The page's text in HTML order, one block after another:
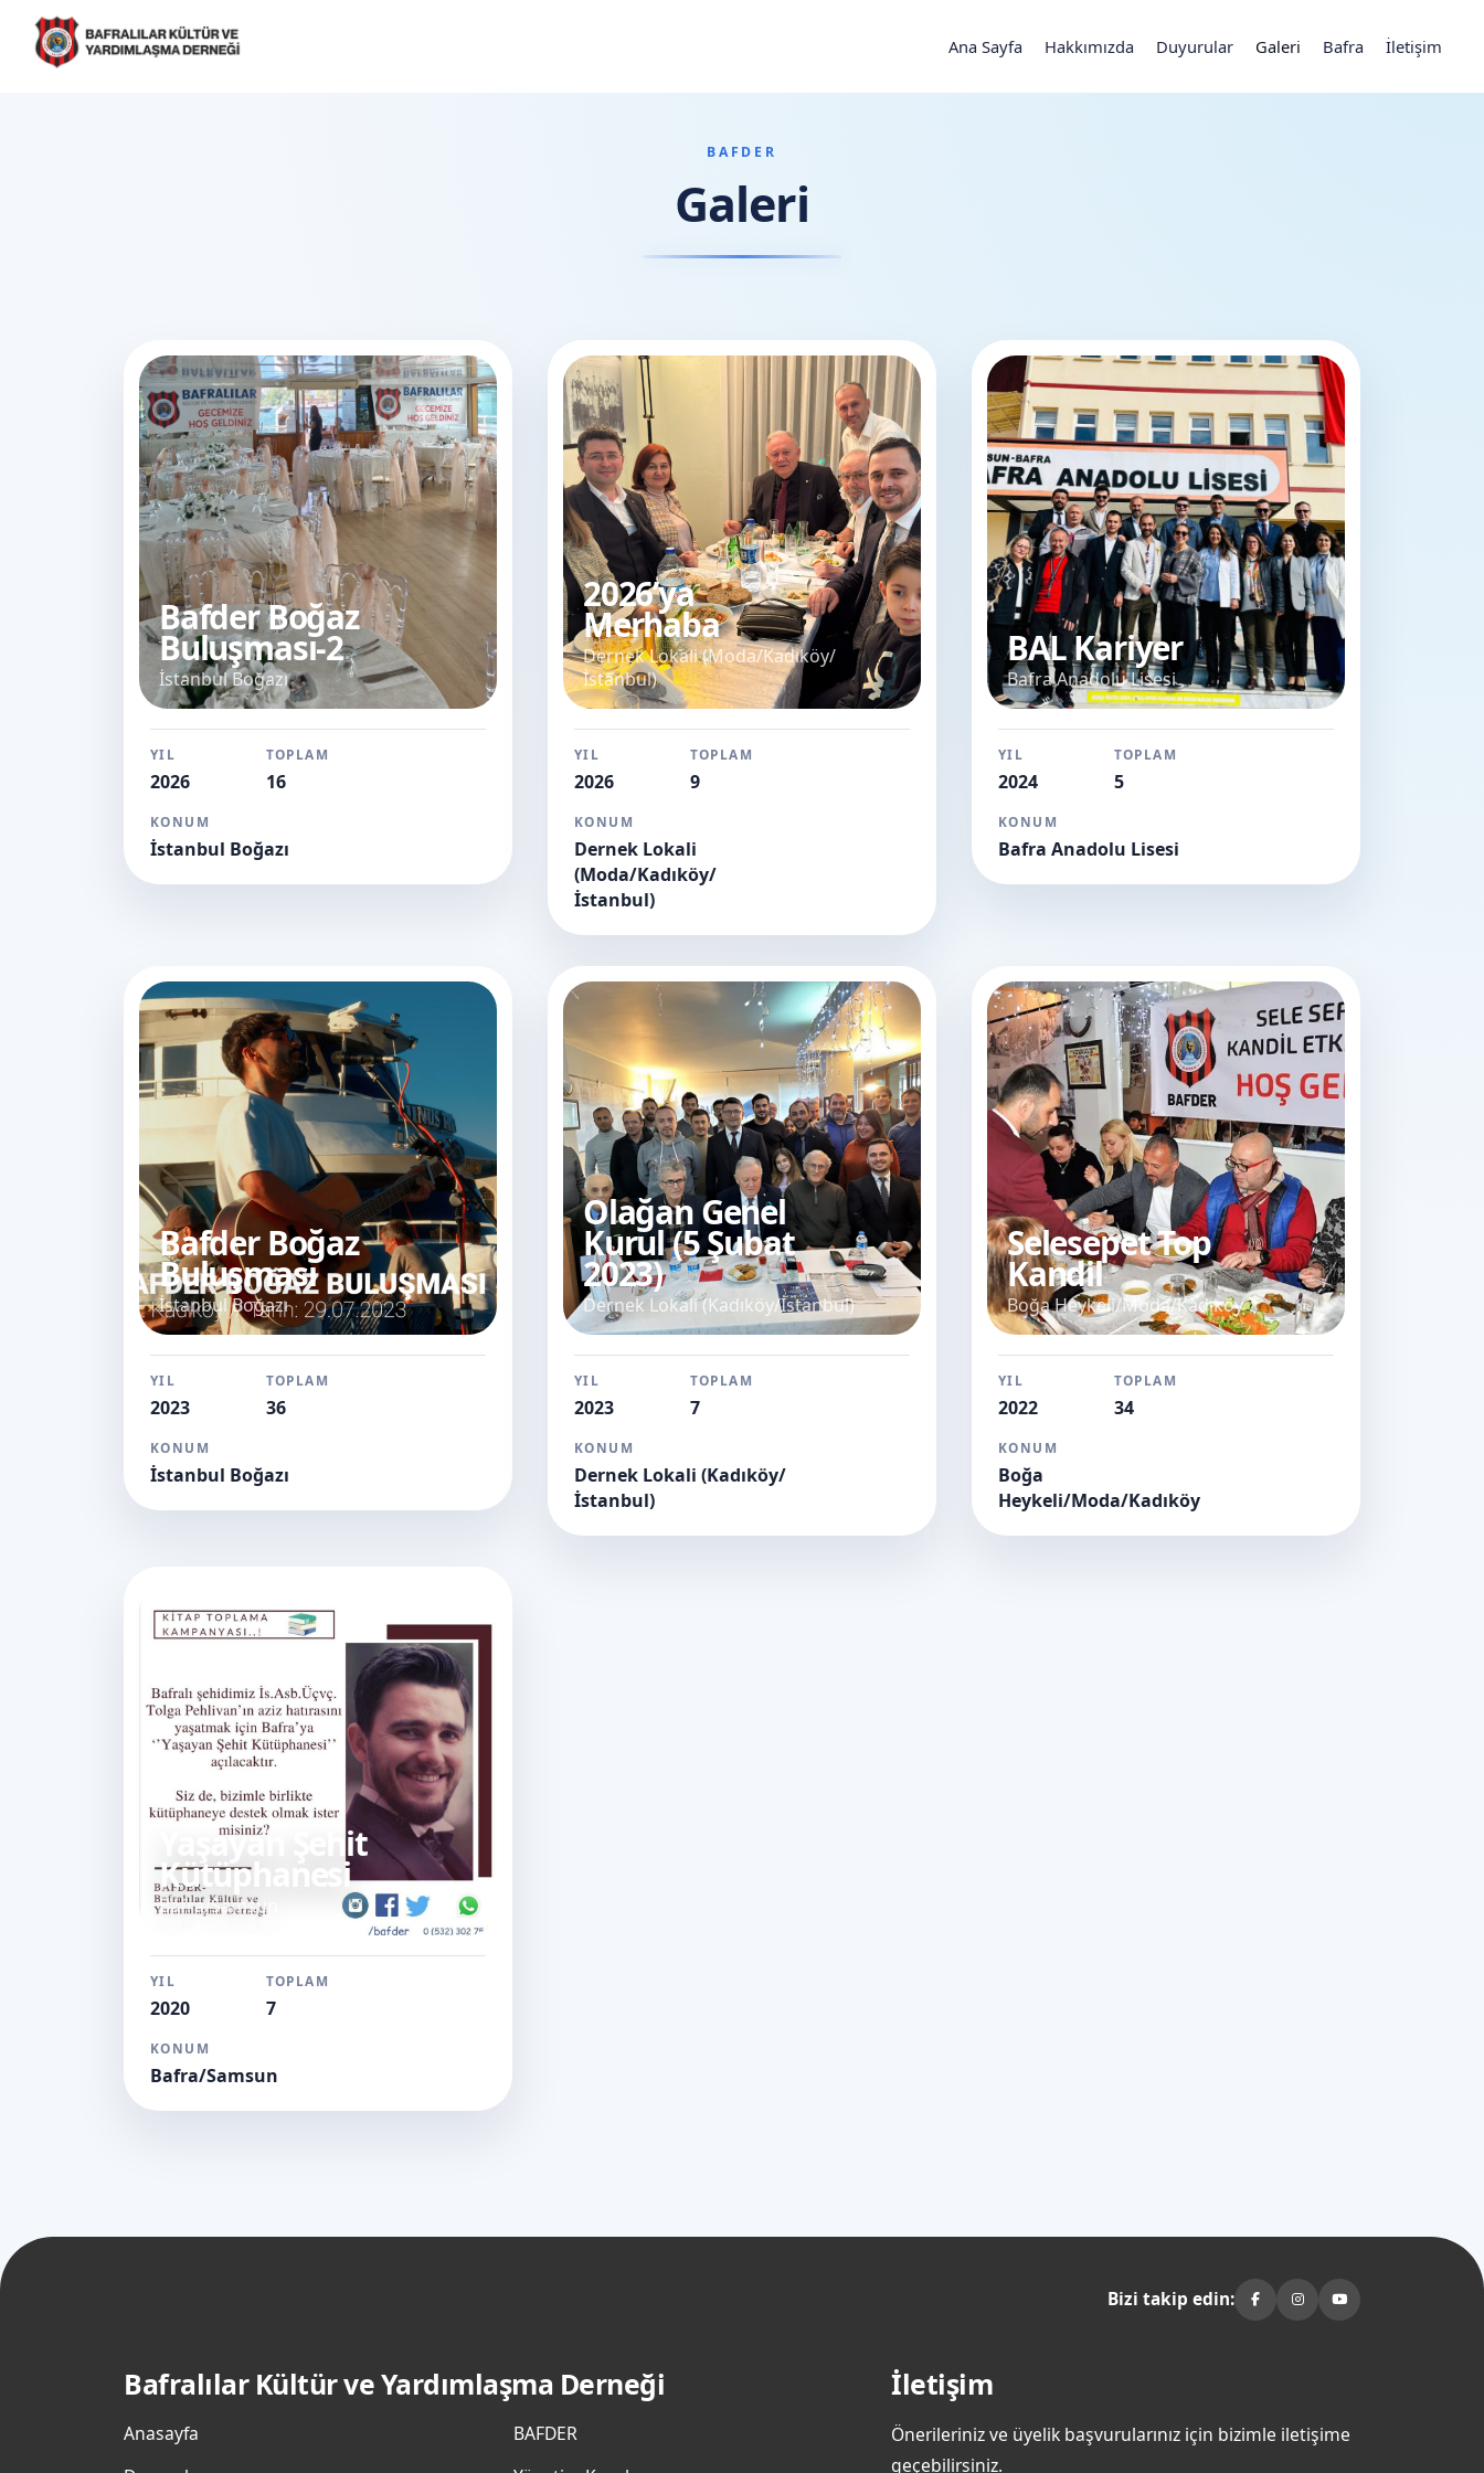
Ana Sayfa Hakkımızda Duyurular Galeri Bafra İletişim
BAFDER
Galeri
Bafder Boğaz
Buluşması-2
İstanbul Boğazı
YIL
2026
TOPLAM
16
KONUM
İstanbul Boğazı
2026’ya
Merhaba
Dernek Lokali (Moda/Kadıköy/
İstanbul)
YIL
2026
TOPLAM
9
KONUM
Dernek Lokali
(Moda/Kadıköy/
İstanbul)
BAL Kariyer
Bafra Anadolu Lisesi
YIL
2024
TOPLAM
5
KONUM
Bafra Anadolu Lisesi
Bafder Boğaz
Buluşması
İstanbul Boğazı
YIL
2023
TOPLAM
36
KONUM
İstanbul Boğazı
Olağan Genel
Kurul (5 Şubat
2023)
Dernek Lokali (Kadıköy/İstanbul)
YIL
2023
TOPLAM
7
KONUM
Dernek Lokali (Kadıköy/
İstanbul)
Selesepet Top
Kandil
Boğa Heykeli/Moda/Kadıköy
YIL
2022
TOPLAM
34
KONUM
Boğa
Heykeli/Moda/Kadıköy
Yaşayan Şehit
Kütüphanesi
Bafra/Samsun
YIL
2020
TOPLAM
7
KONUM
Bafra/Samsun
Bizi takip edin:
Bafralılar Kültür ve Yardımlaşma Derneği
Anasayfa
BAFDER
İletişim
Önerileriniz ve üyelik başvurularınız için bizimle iletişime
geçebilirsiniz.